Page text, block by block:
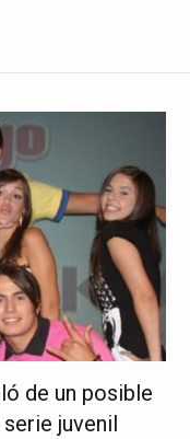
de un posible
juvenil